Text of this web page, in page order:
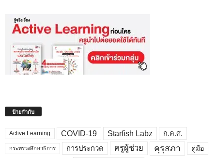
ป้ายกำกับ
Active Learning COVID-19 Starfish Labz ก.ค.ศ.
กระทรวงศึกษาธิการ การประกวด ครูผู้ช่วย คุรุสภา คู่มือ